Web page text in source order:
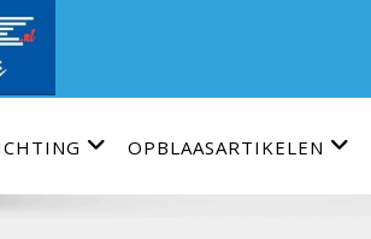
OPBLAASARTIKELEN